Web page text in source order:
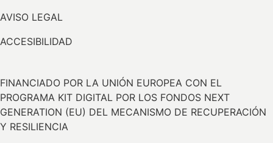
AVISO LEGAL
ACCESIBILIDAD
FINANCIADO POR LA UNIÓN EUROPEA CON EL
PROGRAMA KIT DIGITAL POR LOS FONDOS NEXT
GENERATION (EU) DEL MECANISMO DE RECUPERACIÓN
Y RESILIENCIA